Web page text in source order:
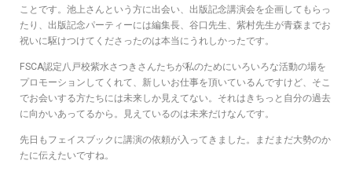
ことです。池上さんという方に出会い、出版記念講演会を企画してもらっ
たり、出版記念パーティーには編集長、谷口先生、紫村先生が青森までお
祝いに駆けつけてくださったのは本当にうれしかったです。
FSCA認定八戸校紫水さつきさんたちが私のためにいろいろな活動の場を
プロモーションしてくれて、新しいお仕事を頂いているんですけど、そこ
でお会いする方たちには未来しか見えてない。それはきちっと自分の過去
に向かいあってるから。見えているのは未来だけなんです。
先日もフェイスブックに講演の依頼が入ってきました。まだまだ大勢のか
たに伝えたいですね。